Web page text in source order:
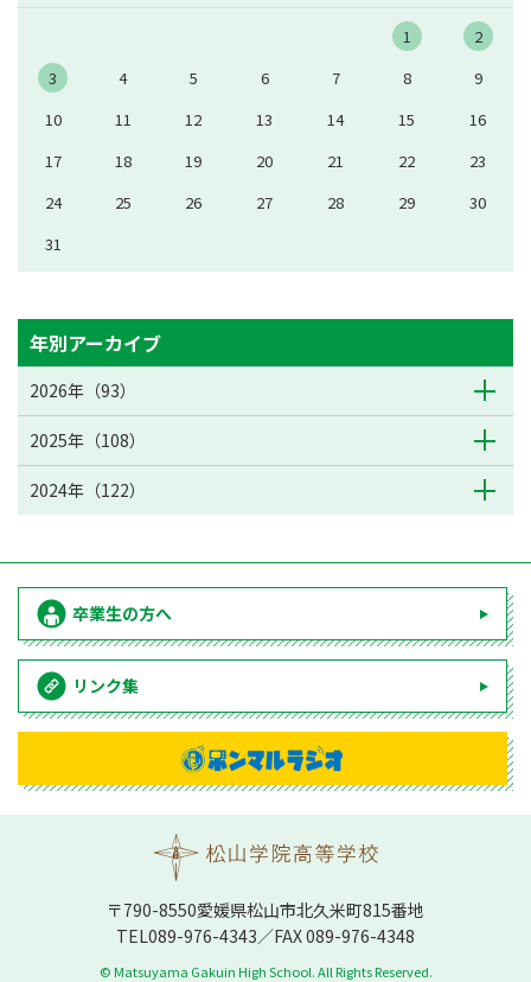
1
2
3
4 5 6 7 8
9
10
11 12 13 14 15
16
17
18 19 20 21 22
23
24
25 26 27 28 29
30
31
年別アーカイブ
2026年（93）
2025年（108）
2024年（122）
卒業生の方へ
リンク集
〒790-8550愛媛県松⼭市北久⽶町815番地
TEL089-976-4343／FAX 089-976-4348
© Matsuyama Gakuin High School. All Rights Reserved.